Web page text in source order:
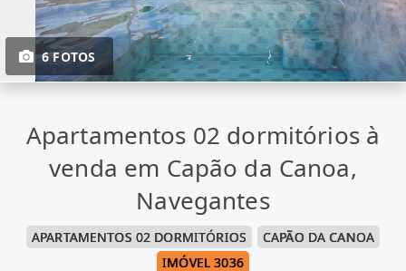
6 FOTOS
Apartamentos 02 dormitórios à
venda em Capão da Canoa,
Navegantes
APARTAMENTOS 02 DORMITÓRIOS
CAPÃO DA CANOA
IMÓVEL 3036